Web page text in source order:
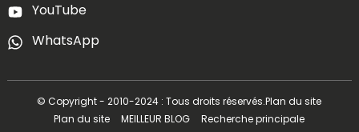
YouTube
WhatsApp
© Copyright - 2010-2024 : Tous droits réservés.Plan du site
Plan du site
MEILLEUR BLOG Recherche principale